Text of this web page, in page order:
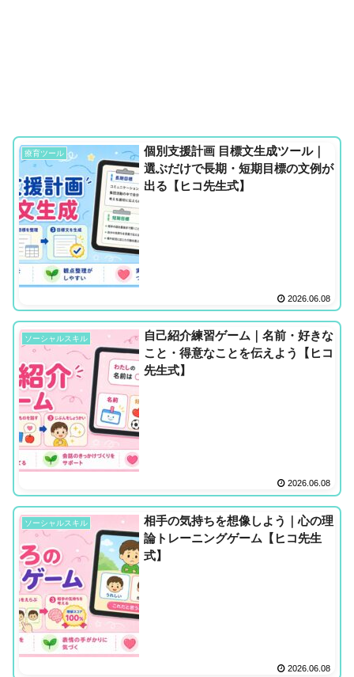
療育ツール
個別支援計画 目標文生成ツール｜
選ぶだけで長期・短期目標の文例が
出る【ヒコ先生式】
2026.06.08
ソーシャルスキル
自己紹介練習ゲーム｜名前・好きな
こと・得意なことを伝えよう【ヒコ
先生式】
2026.06.08
ソーシャルスキル
相手の気持ちを想像しよう｜心の理
論トレーニングゲーム【ヒコ先生
式】
2026.06.08